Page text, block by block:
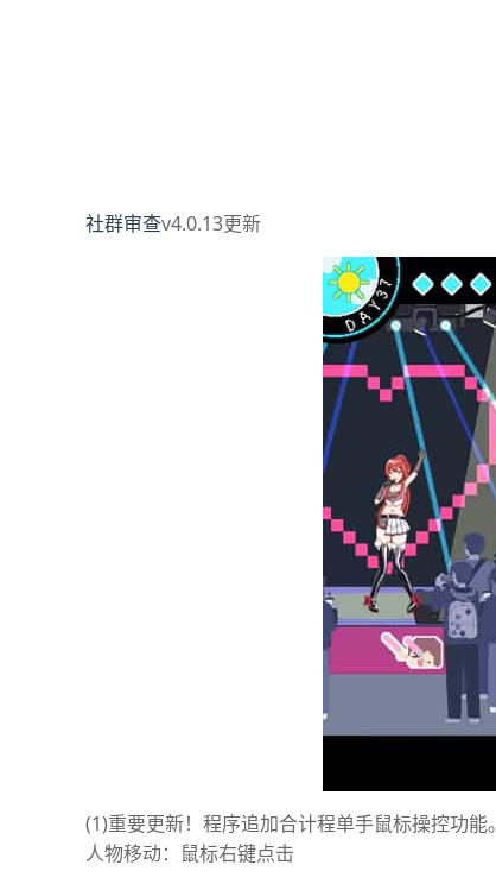
社群审查v4.0.13更新
(1)重要更新！程序追加合计程单手鼠标操控功能。
人物移动：鼠标右键点击